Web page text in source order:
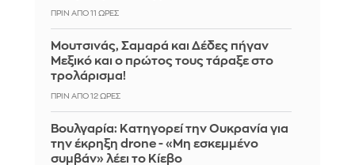
ΠΡΙΝ ΑΠΌ 11 ΏΡΕΣ
Μουτσινάς, Σαμαρά και Δέδες πήγαν
Μεξικό και ο πρώτος τους τάραξε στο
τρολάρισμα!
ΠΡΙΝ ΑΠΌ 12 ΏΡΕΣ
Βουλγαρία: Κατηγορεί την Ουκρανία για
την έκρηξη drone - «Μη εσκεμμένο
συμβάν» λέει το Κίεβο